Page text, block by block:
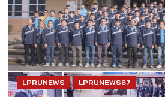
LPRUNEWS LPRUNEWS67